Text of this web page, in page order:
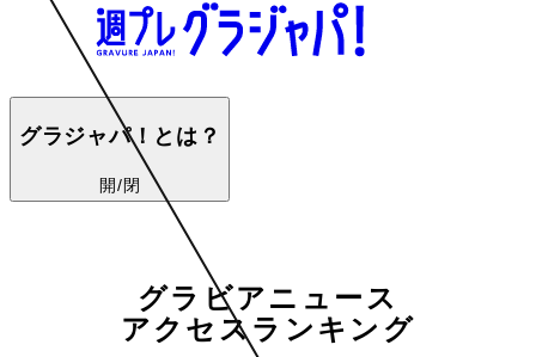
グラジャパ！とは？
開/閉
グラビアニュース
アクセスランキング